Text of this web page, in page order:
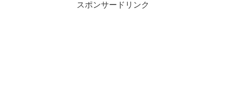
スポンサードリンク